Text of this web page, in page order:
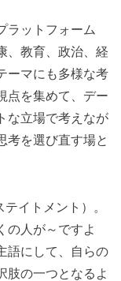
ラットフォーム
、教育、政治、経
ーマにも多様な考
点を集めて、デー
な立場で考えなが
考を選び直す場と
イトメント）。
の人が～ですよ
語にして、自らの
肢の一つとなるよ